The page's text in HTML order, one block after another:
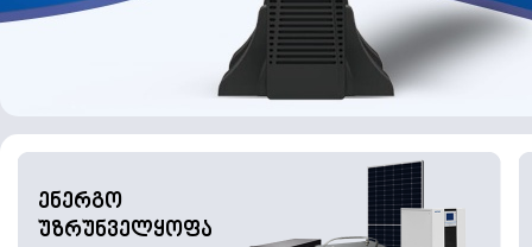
ენერგო
უზრუნველყოფა